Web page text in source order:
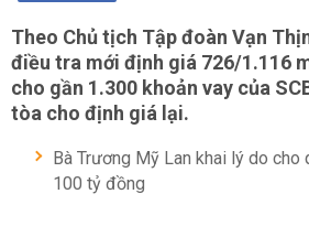
Theo Chủ tịch Tập đoàn Vạn
điều tra mới định giá 726/1.116
cho gần 1.300 khoản vay của
tòa cho định giá lại.
Bà Trương Mỹ Lan khai lý do cho
100 tỷ đồng